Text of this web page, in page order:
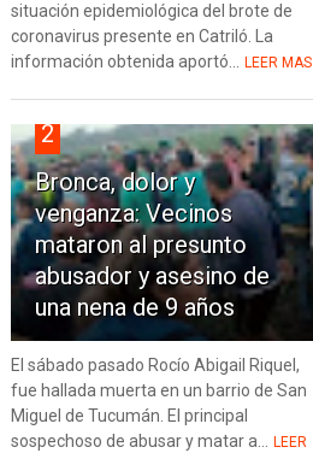
situación epidemiológica del brote de
coronavirus presente en Catriló. La
información obtenida aportó... LEER MAS
2
Bronca, dolor y
venganza: Vecinos
mataron al presunto
abusador y asesino de
una nena de 9 años
El sábado pasado Rocío Abigail Riquel,
fue hallada muerta en un barrio de San
Miguel de Tucumán. El principal
sospechoso de abusar y matar a... LEER